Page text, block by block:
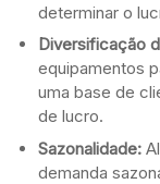
determinar o
Diversificação
equipamentos
uma base de
de lucro.
Sazonalidade:
demanda